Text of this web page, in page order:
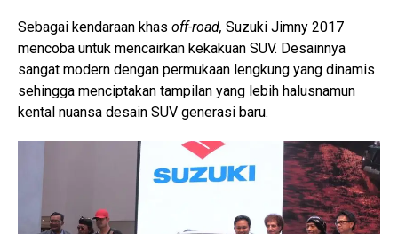
Sebagai kendaraan khas off-road, Suzuki Jimny 2017
mencoba untuk mencairkan kekakuan SUV. Desainnya
sangat modern dengan permukaan lengkung yang dinamis
sehingga menciptakan tampilan yang lebih halusnamun
kental nuansa desain SUV generasi baru.